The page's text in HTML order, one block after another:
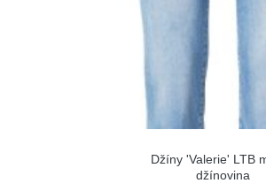
Džíny 'Valerie' LTB
džínovina